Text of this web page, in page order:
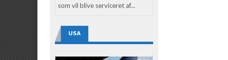
som vil blive serviceret af...
USA